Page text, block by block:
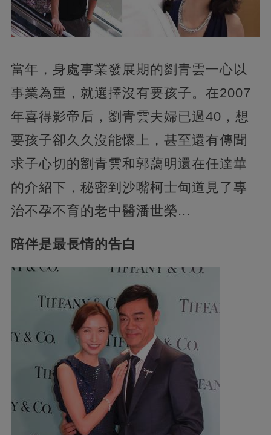
當年，身處事業發展期的劉青雲一心以
事業為重，就選擇沒有要孩子。在2007
年喜得影帝后，劉青雲夫婦已過40，想
要孩子卻久久沒能懷上，甚至還有傳聞
求子心切的劉青雲和郭藹明還在任達華
的介紹下，秘密到沙嘴柯士甸道見了專
治不孕不育的老中醫潘世榮...
陪伴是最長情的告白